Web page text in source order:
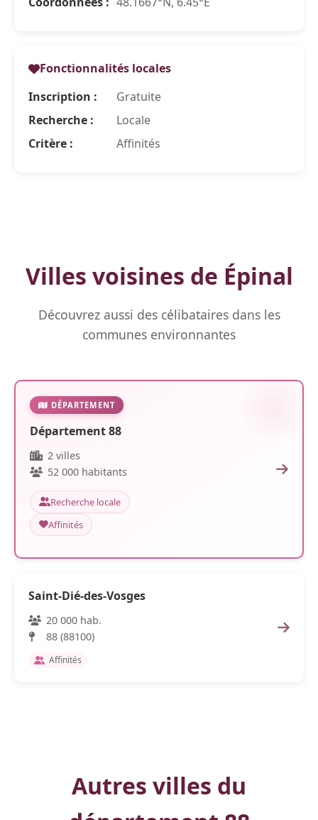
Fonctionnalités locales
Inscription :
Gratuite
Recherche :
Locale
Critère :
Affinités
Villes voisines de Épinal
Découvrez aussi des célibataires dans les
communes environnantes
DÉPARTEMENT
Département 88
2 villes
52 000 habitants
Recherche locale
Affinités
Saint-Dié-des-Vosges
20 000 hab.
88 (88100)
Affinités
Autres villes du